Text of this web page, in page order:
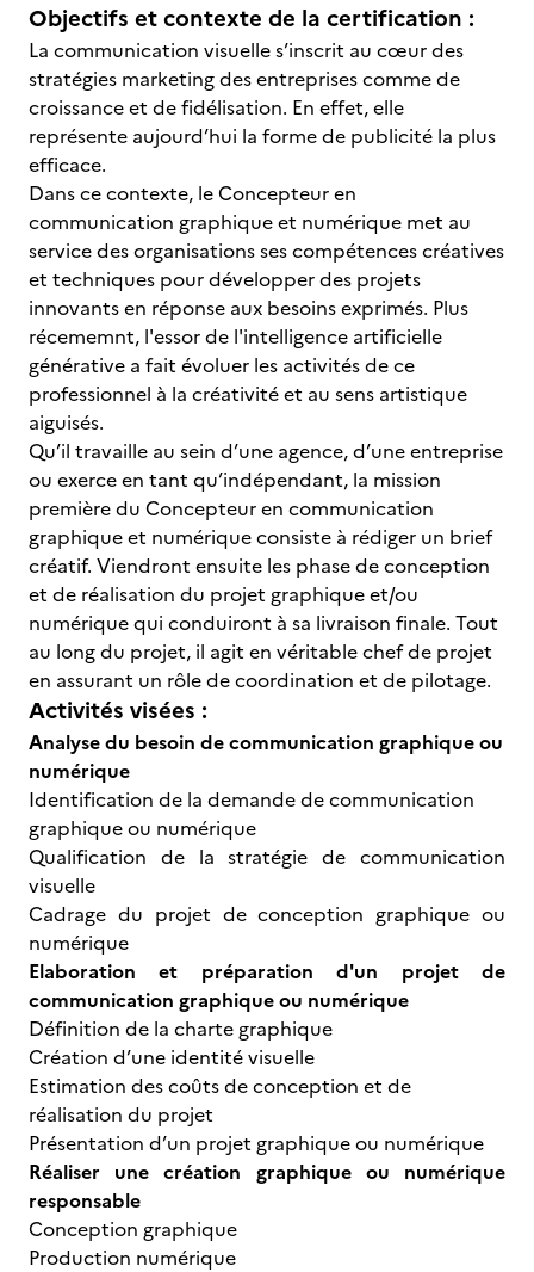
Objectifs et contexte de la certification :
La communication visuelle s’inscrit au cœur des
stratégies marketing des entreprises comme de
croissance et de fidélisation. En effet, elle
représente aujourd’hui la forme de publicité la plus
efficace.
Dans ce contexte, le Concepteur en
communication graphique et numérique met au
service des organisations ses compétences créatives
et techniques pour développer des projets
innovants en réponse aux besoins exprimés. Plus
récememnt, l'essor de l'intelligence artificielle
générative a fait évoluer les activités de ce
professionnel à la créativité et au sens artistique
aiguisés.
Qu’il travaille au sein d’une agence, d’une entreprise
ou exerce en tant qu’indépendant, la mission
première du Concepteur en communication
graphique et numérique consiste à rédiger un brief
créatif. Viendront ensuite les phase de conception
et de réalisation du projet graphique et/ou
numérique qui conduiront à sa livraison finale. Tout
au long du projet, il agit en véritable chef de projet
en assurant un rôle de coordination et de pilotage.
Activités visées :
Analyse du besoin de communication graphique ou
numérique
Identification de la demande de communication
graphique ou numérique
Qualification de la stratégie de communication
visuelle
Cadrage du projet de conception graphique ou
numérique
Elaboration et préparation d'un projet de
communication graphique ou numérique
Définition de la charte graphique
Création d’une identité visuelle
Estimation des coûts de conception et de
réalisation du projet
Présentation d’un projet graphique ou numérique
Réaliser une création graphique ou numérique
responsable
Conception graphique
Production numérique